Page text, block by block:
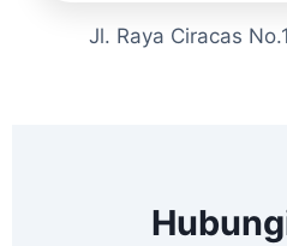
Jl. Raya Ciracas